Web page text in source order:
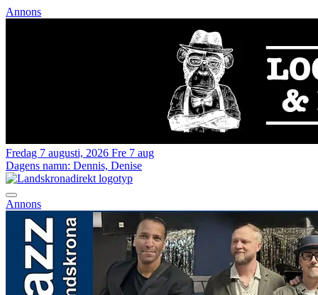
Annons
Fredag 7 augusti, 2026 Fre 7 aug
Dagens namn: Dennis, Denise
Annons